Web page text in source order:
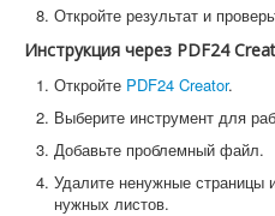
Откройте результат и
Инструкция через PDF24
Откройте PDF24 Creator.
Выберите инструмент для
Добавьте проблемный файл.
Удалите ненужные страницы
нужных листов.